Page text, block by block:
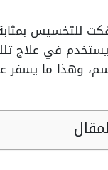
للتخسيس
يستخدم في علاج
وهذا ما يسفر